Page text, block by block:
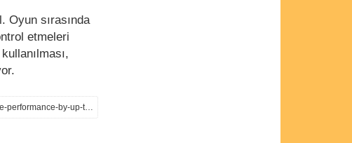
Oyun sırasında
etmeleri
https://videocardz.com/newz/nvidia-app-has-no-measurable-fps-impact-but-filters-can-reduce-performance-by-up-to-10